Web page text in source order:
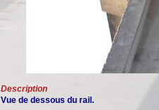
Description
Vue de dessous du rail.